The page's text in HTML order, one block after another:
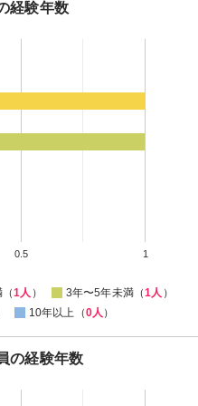
経験年数
0.5 1
（1人 ） 3年〜5年未満（1人 ）
10年以上（0人 ）
の経験年数